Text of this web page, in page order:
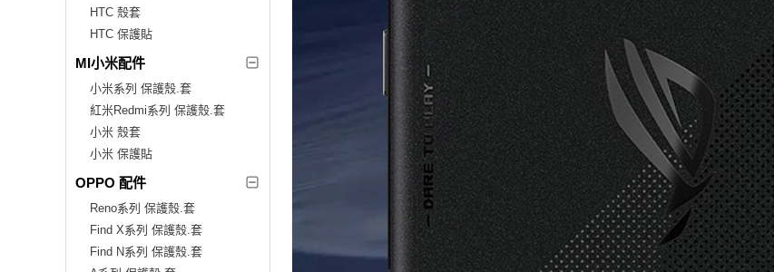
HTC 殼套
HTC 保護貼
MI小米配件
小米系列 保護殼.套
紅米Redmi系列 保護殼.套
小米 殼套
小米 保護貼
OPPO 配件
Reno系列 保護殼.套
Find X系列 保護殼.套
Find N系列 保護殼.套